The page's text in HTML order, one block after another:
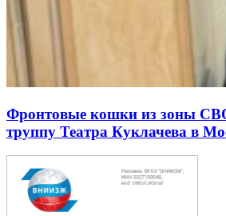
Фронтовые кошки из зоны
труппу Театра Куклачева в